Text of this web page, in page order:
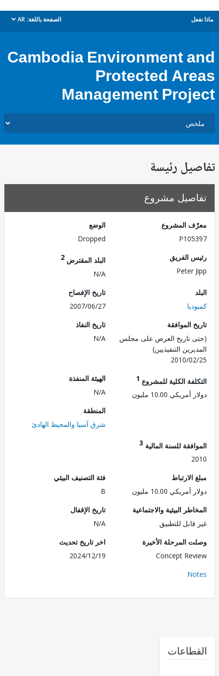
الصفحة باللغة: AR
dropdown
Cambodia Environment
Protected
Management
رئيسة
مشروع
المشروع
Dropped
الفريق
Peter
البلد المقترض
تاريخ الإفصاح
2007/06/27
الموافقة
تاريخ العرض على مجلس
التنفيذيين)
2010/
تاريخ النفاذ
N/A
الكلية للمشروع1
10.00 مليون
الهيئة المنفذة
شرق آسيا والمحيط الهادئ
للسنة المالية3
10.00 مليون
فئة التصنيف البيئي
البيئية والاجتماعية
للتطبيق
تاريخ الإقفال
المرحلة الأخيرة
Concept
اخر تاريخ تحديث
2024/12/19